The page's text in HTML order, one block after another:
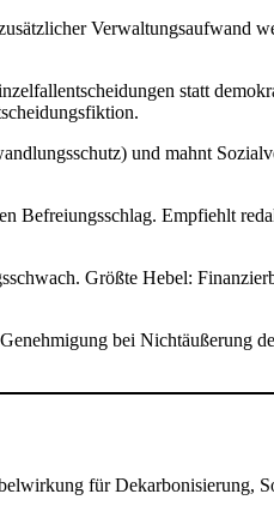
Verwaltungsaufwand
statt
und mahnt
Befreiungsschlag. Empfiehlt
Größte Hebel:
bei Nichtäußerung
für Dekarbonisierung,